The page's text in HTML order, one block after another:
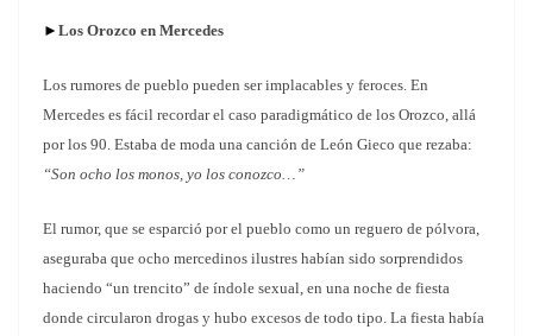
► Los Orozco en Mercedes
Los rumores de pueblo pueden ser implacables y feroces. En
Mercedes es fácil recordar el caso paradigmático de los Orozco, allá
por los 90. Estaba de moda una canción de León Gieco que rezaba:
“Son ocho los monos, yo los conozco…”
El rumor, que se esparció por el pueblo como un reguero de pólvora,
aseguraba que ocho mercedinos ilustres habían sido sorprendidos
haciendo “un trencito” de índole sexual, en una noche de fiesta
donde circularon drogas y hubo excesos de todo tipo. La fiesta había